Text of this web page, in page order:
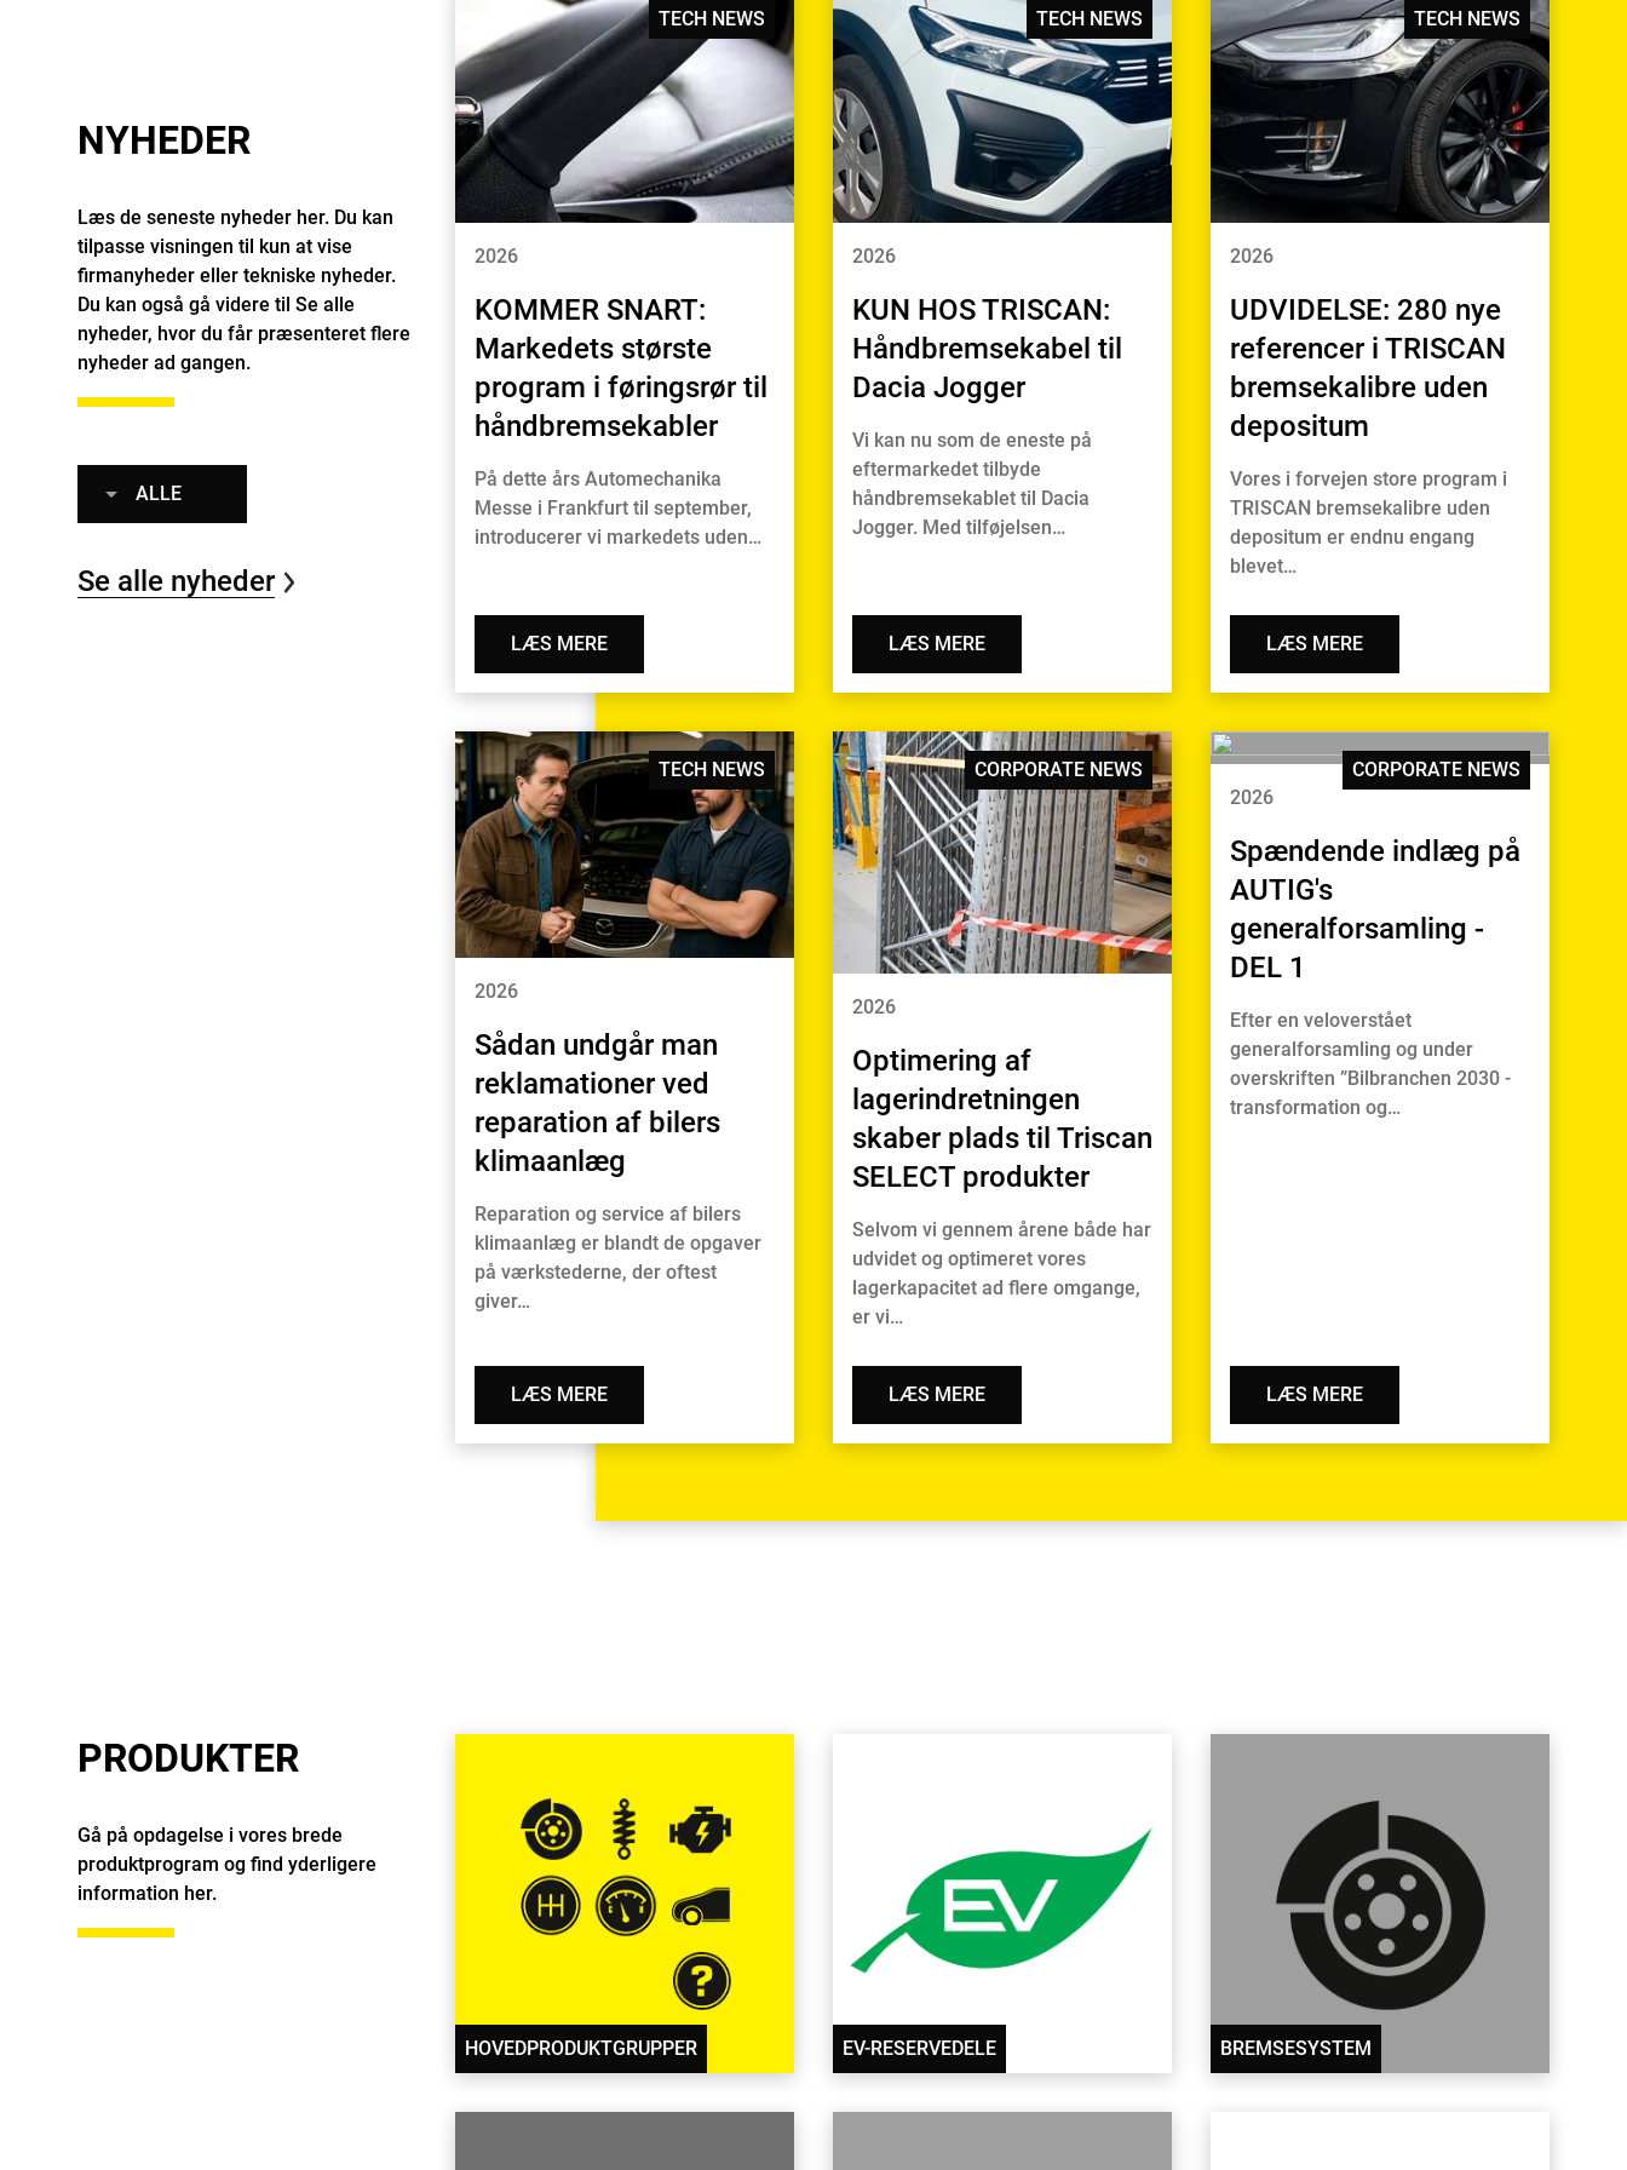
NYHEDER
Læs de seneste nyheder her. Du kan
tilpasse visningen til kun at vise
firmanyheder eller tekniske nyheder.
Du kan også gå videre til Se alle
nyheder, hvor du får præsenteret flere
nyheder ad gangen.
ALLE
Se alle nyheder
TECH NEWS
2026
KOMMER SNART:
Markedets største
program i føringsrør til
håndbremsekabler
På dette års Automechanika
Messe i Frankfurt til september,
introducerer vi markedets uden…
LÆS MERE
TECH NEWS
2026
KUN HOS TRISCAN:
Håndbremsekabel til
Dacia Jogger
Vi kan nu som de eneste på
eftermarkedet tilbyde
håndbremsekablet til Dacia
Jogger. Med tilføjelsen…
LÆS MERE
TECH NEWS
2026
UDVIDELSE: 280 nye
referencer i TRISCAN
bremsekalibre uden
depositum
Vores i forvejen store program i
TRISCAN bremsekalibre uden
depositum er endnu engang
blevet…
LÆS MERE
TECH NEWS
2026
Sådan undgår man
reklamationer ved
reparation af bilers
klimaanlæg
Reparation og service af bilers
klimaanlæg er blandt de opgaver
på værkstederne, der oftest
giver…
LÆS MERE
CORPORATE NEWS
2026
Optimering af
lagerindretningen
skaber plads til Triscan
SELECT produkter
Selvom vi gennem årene både har
udvidet og optimeret vores
lagerkapacitet ad flere omgange,
er vi…
LÆS MERE
CORPORATE NEWS
2026
Spændende indlæg på
AUTIG's
generalforsamling -
DEL 1
Efter en veloverstået
generalforsamling og under
overskriften ”Bilbranchen 2030 -
transformation og…
LÆS MERE
PRODUKTER
Gå på opdagelse i vores brede
produktprogram og find yderligere
information her.
HOVEDPRODUKTGRUPPER EV-RESERVEDELE BREMSESYSTEM